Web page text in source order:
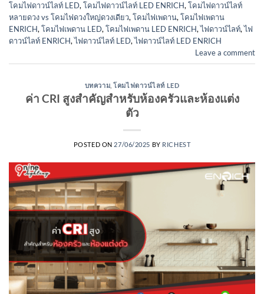
โคมไฟดาวน์ไลท์ LED, โคมไฟดาวน์ไลท์ LED ENRICH, โคมไฟดาวน์ไลท์
หลายดวง vs โคมไฟดวงใหญ่ดวงเดียว, โคมไฟเพดาน, โคมไฟเพดาน
ENRICH, โคมไฟเพดาน LED, โคมไฟเพดาน LED ENRICH,ไฟดาวน์ไลท์,ไฟ
ดาวน์ไลท์ ENRICH,ไฟดาวน์ไลท์ LED,ไฟดาวน์ไลท์ LED ENRICH
Leave a comment
บทความ ,โคมไฟดาวน์ไลท์ LED
ค่า CRI สูงสำคัญสำหรับห้องครัวและห้องแต่ง
ตัว
POSTED ON 27/06/2025 BY RICHEST